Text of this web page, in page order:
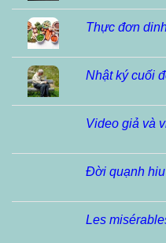
Thực đơn
Nhật ký cuối
Video giả và
Đời quạnh hiu
Les